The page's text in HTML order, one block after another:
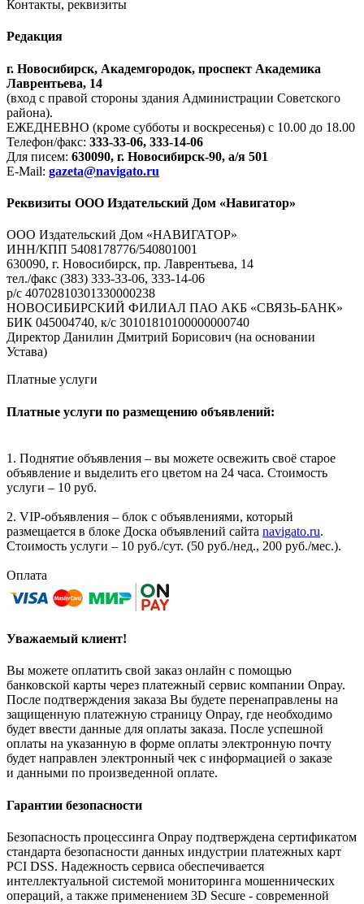
Контакты, реквизиты
Редакция
г. Новосибирск, Академгородок, проспект Академика
Лаврентьева, 14
(вход с правой стороны здания Администрации Советского
района).
ЕЖЕДНЕВНО (кроме субботы и воскресенья) с 10.00 до 18.00
Телефон/факс: 333-33-06, 333-14-06
Для писем: 630090, г. Новосибирск-90, а/я 501
E-Mail: gazeta@navigato.ru
Реквизиты ООО Издательский Дом «Навигатор»
ООО Издательский Дом «НАВИГАТОР»
ИНН/КПП 5408178776/540801001
630090, г. Новосибирск, пр. Лаврентьева, 14
тел./факс (383) 333-33-06, 333-14-06
р/с 40702810301330000238
НОВОСИБИРСКИЙ ФИЛИАЛ ПАО АКБ «СВЯЗЬ-БАНК»
БИК 045004740, к/с 30101810100000000740
Директор Данилин Дмитрий Борисович (на основании
Устава)
Платные услуги
Платные услуги по размещению объявлений:
1. Поднятие объявления – вы можете освежить своё старое
объявление и выделить его цветом на 24 часа. Стоимость
услуги – 10 руб.
2. VIP-объявления – блок с объявлениями, который
размещается в блоке Доска объявлений сайта navigato.ru.
Стоимость услуги – 10 руб./сут. (50 руб./нед., 200 руб./мес.).
Оплата
Уважаемый клиент!
Вы можете оплатить свой заказ онлайн с помощью
банковской карты через платежный сервис компании Onpay.
После подтверждения заказа Вы будете перенаправлены на
защищенную платежную страницу Onpay, где необходимо
будет ввести данные для оплаты заказа. После успешной
оплаты на указанную в форме оплаты электронную почту
будет направлен электронный чек с информацией о заказе
и данными по произведенной оплате.
Гарантии безопасности
Безопасность процессинга Onpay подтверждена сертификатом
стандарта безопасности данных индустрии платежных карт
PCI DSS. Надежность сервиса обеспечивается
интеллектуальной системой мониторинга мошеннических
операций, а также применением 3D Secure - современной